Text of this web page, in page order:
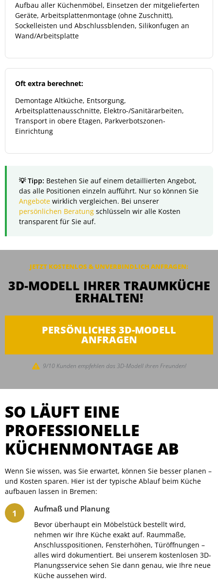
Aufbau aller Küchenmöbel, Einsetzen der mitgelieferten
Geräte, Arbeitsplattenmontage (ohne Zuschnitt),
Sockelleisten und Abschlussblenden, Silikonfugen an
Wand/Arbeitsplatte
Oft extra berechnet:
Demontage Altküche, Entsorgung,
Arbeitsplattenausschnitte, Elektro-/Sanitärarbeiten,
Transport in obere Etagen, Parkverbotszonen-
Einrichtung
Bestehen Sie auf einem detaillierten Angebot,
das alle Positionen einzeln aufführt. Nur so können Sie
Angebote wirklich vergleichen. Bei unserer
persönlichen Beratung schlüsseln wir alle Kosten
transparent für Sie auf.
JETZT KOSTENLOS & UNVERBINDLICH ANFRAGEN:
3D-MODELL IHRER TRAUMKÜCHE
ERHALTEN!
PERSÖNLICHES 3D-MODELL
ANFRAGEN
9/10 Kunden empfehlen das 3D-Modell ihren Freunden!
SO LÄUFT EINE
PROFESSIONELLE
KÜCHENMONTAGE AB
Wenn Sie wissen, was Sie erwartet, können Sie besser planen –
und Kosten sparen. Hier ist der typische Ablauf beim Küche
aufbauen lassen in Bremen:
Aufmaß und Planung
Bevor überhaupt ein Möbelstück bestellt wird,
nehmen wir Ihre Küche exakt auf. Raummaße,
Anschlusspositionen, Fensterhöhen, Türöffnungen –
alles wird dokumentiert. Bei unserem kostenlosen 3D-
Planungsservice sehen Sie dann genau, wie Ihre neue
Küche aussehen wird.